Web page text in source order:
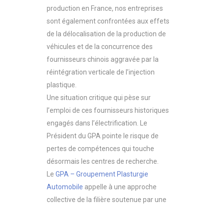
production en France, nos entreprises
sont également confrontées aux effets
de la délocalisation de la production de
véhicules et de la concurrence des
fournisseurs chinois aggravée par la
réintégration verticale de l’injection
plastique.
Une situation critique qui pèse sur
l’emploi de ces fournisseurs historiques
engagés dans l’électrification. Le
Président du GPA pointe le risque de
pertes de compétences qui touche
désormais les centres de recherche.
Le GPA – Groupement Plasturgie
Automobile appelle à une approche
collective de la filière soutenue par une